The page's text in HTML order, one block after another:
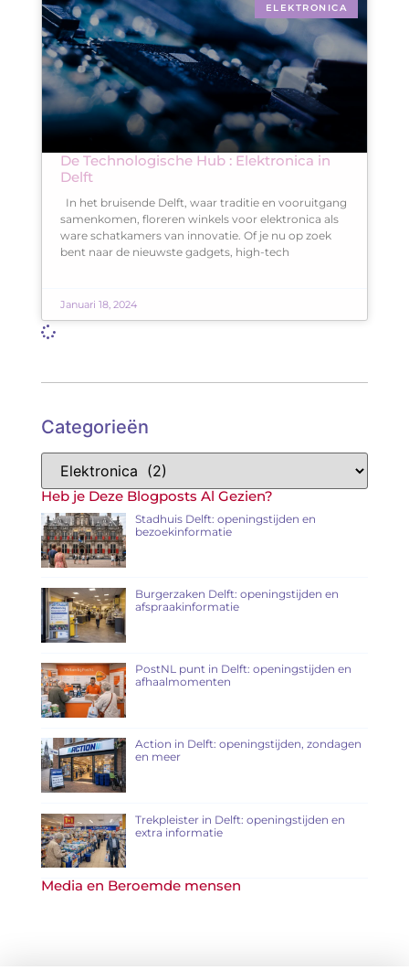
Categorieën
Heb je Deze Blogposts Al Gezien?
Stadhuis Delft: openingstijden en
bezoekinformatie
Burgerzaken Delft: openingstijden en
afspraakinformatie
PostNL punt in Delft: openingstijden en
afhaalmomenten
Action in Delft: openingstijden, zondagen
en meer
Trekpleister in Delft: openingstijden en
extra informatie
Media en Beroemde mensen
ELEKTRONICA
De Technologische Hub : Elektronica in
Delft
In het bruisende Delft, waar traditie en vooruitgang
samenkomen, floreren winkels voor elektronica als
ware schatkamers van innovatie. Of je nu op zoek
bent naar de nieuwste gadgets, high-tech
Januari 18, 2024